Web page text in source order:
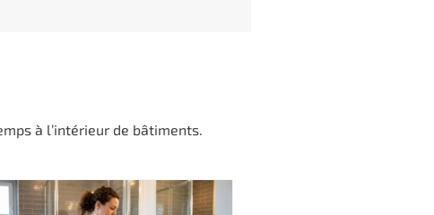
à l’intérieur de bâtiments.